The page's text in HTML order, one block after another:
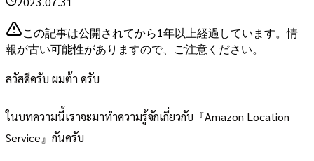
この記事は公開されてから1年以上経過しています。情
報が古い可能性がありますので、ご注意ください。
สวัสดีครับ ผมต้า ครับ
ในบทความนี้เราจะมาทำความรู้จักเกี่ยวกับ『Amazon Location
Service』กันครับ